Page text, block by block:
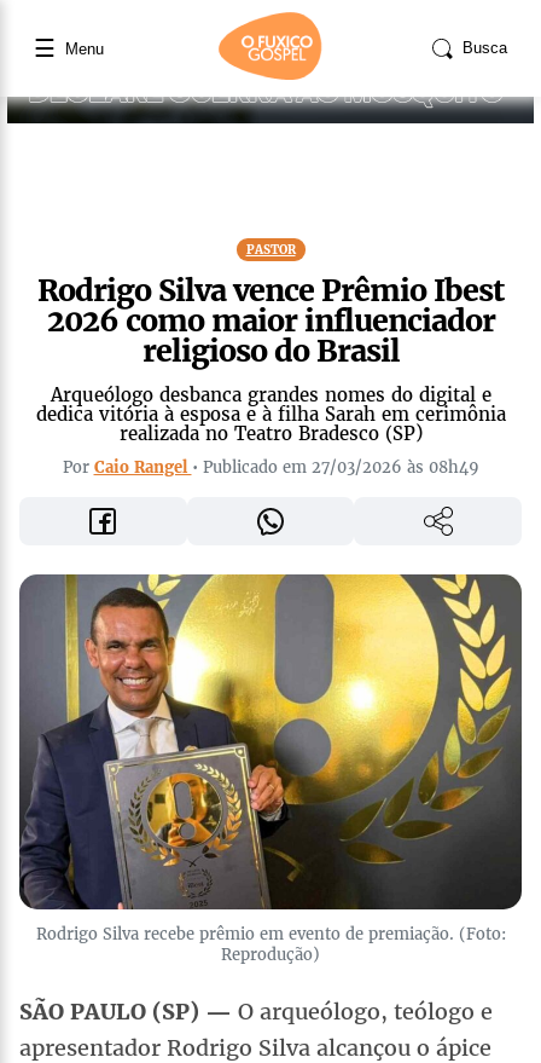
☰ Menu Busca
PASTOR
Rodrigo Silva vence Prêmio Ibest
2026 como maior influenciador
religioso do Brasil
Arqueólogo desbanca grandes nomes do digital e
dedica vitória à esposa e à filha Sarah em cerimônia
realizada no Teatro Bradesco (SP)
Por Caio Rangel • Publicado em 27/03/2026 às 08h49
Rodrigo Silva recebe prêmio em evento de premiação. (Foto:
Reprodução)
SÃO PAULO (SP) — O arqueólogo, teólogo e
apresentador Rodrigo Silva alcançou o ápice